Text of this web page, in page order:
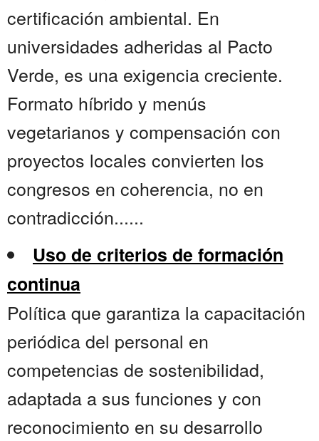
certificación ambiental. En
universidades adheridas al Pacto
Verde, es una exigencia creciente.
Formato híbrido y menús
vegetarianos y compensación con
proyectos locales convierten los
congresos en coherencia, no en
contradicción......
Uso de criterios de formación
continua
Política que garantiza la capacitación
periódica del personal en
competencias de sostenibilidad,
adaptada a sus funciones y con
reconocimiento en su desarrollo